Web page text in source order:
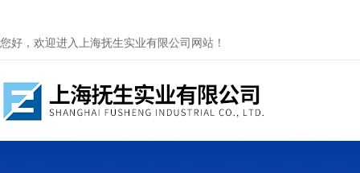
您好，欢迎进入上海抚生实业有限公司网站！